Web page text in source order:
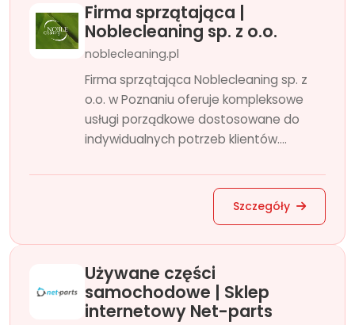
Firma sprzątająca |
Noblecleaning sp. z o.o.
noblecleaning.pl
Firma sprzątająca Noblecleaning sp. z
o.o. w Poznaniu oferuje kompleksowe
usługi porządkowe dostosowane do
indywidualnych potrzeb klientów....
Szczegóły
Używane części
samochodowe | Sklep
internetowy Net-parts